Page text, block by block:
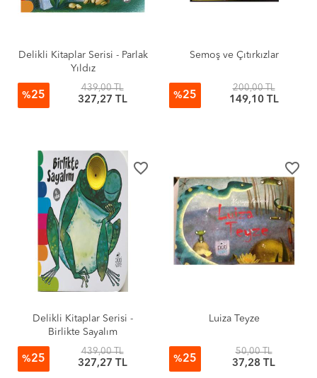
Delikli Kitaplar Serisi - Parlak
Yıldız
%25
439,00 TL
327,27 TL
Semoş ve Çıtırkızlar
%25
200,00 TL
149,10 TL
favorite_border
Delikli Kitaplar Serisi -
Birlikte Sayalım
%25
439,00 TL
327,27 TL
favorite_border
Luiza Teyze
%25
50,00 TL
37,28 TL